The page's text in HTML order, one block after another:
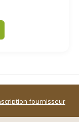
fournisseur